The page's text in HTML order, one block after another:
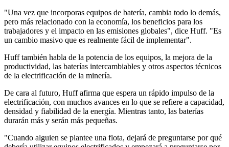
"Una vez que incorporas equipos de batería, cambia todo lo demás,
pero más relacionado con la economía, los beneficios para los
trabajadores y el impacto en las emisiones globales", dice Huff. "Es
un cambio masivo que es realmente fácil de implementar".
Huff también habla de la potencia de los equipos, la mejora de la
productividad, las baterías intercambiables y otros aspectos técnicos
de la electrificación de la minería.
De cara al futuro, Huff afirma que espera un rápido impulso de la
electrificación, con muchos avances en lo que se refiere a capacidad,
densidad y fiabilidad de la energía. Mientras tanto, las baterías
durarán más y serán más pequeñas.
"Cuando alguien se plantee una flota, dejará de preguntarse por qué